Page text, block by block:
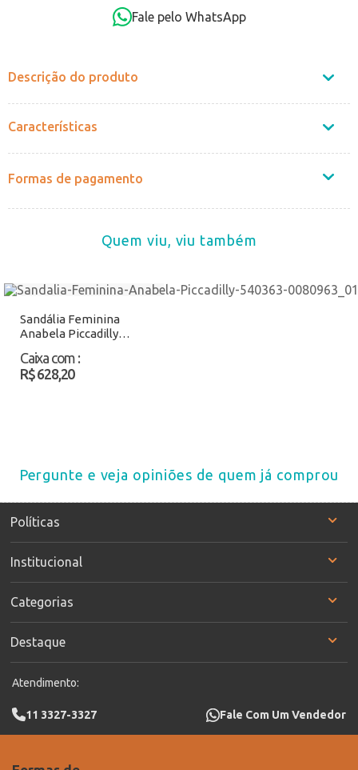
Fale pelo WhatsApp
Descrição do produto
Características
Formas de pagamento
Quem viu, viu também
Sandália Feminina
Anabela Piccadilly
Atacado
Caixa com :
R$ 628,20
Pergunte e veja opiniões de quem já comprou
Políticas
Institucional
Categorias
Destaque
Atendimento:
11 3327-3327 Fale Com Um Vendedor